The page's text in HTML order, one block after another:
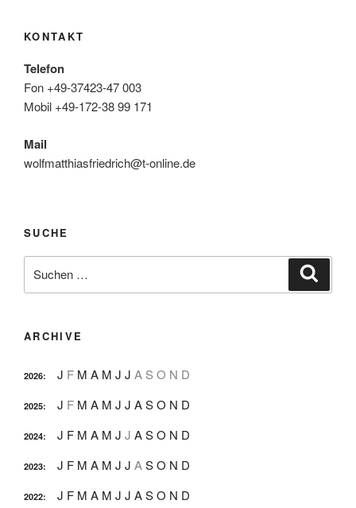
KONTAKT
Telefon
Fon +49-37423-47 003
Mobil +49-172-38 99 171
Mail
wolfmatthiasfriedrich@t-online.de
SUCHE
nach:
ARCHIVE
2026: J F M A M J J A S O N D
2025: J F M A M J J ASO N D
2024: J F M A M J J ASO N D
2023: J F M A M J J ASO N D
2022: J F M A M J J ASO N D